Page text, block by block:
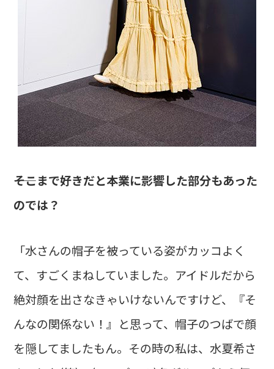
――そこまで好きだと本業に影響した部分もあった
のでは？
「水さんの帽子を被っている姿がカッコよく
て、すごくまねしていました。アイドルだから
絶対顔を出さなきゃいけないんですけど、『そ
んなの関係ない！』と思って、帽子のつばで顔
を隠してましたもん。その時の私は、水夏希さ